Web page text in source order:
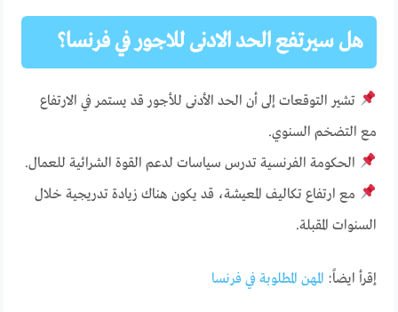
هل سيرتفع الحد الادنى للاجور في فرنسا؟
تشير التوقعات إلى أن الحد الأدنى للأجور قد يستمر في الارتفاع
مع التضخم السنوي.
الحكومة الفرنسية تدرس سياسات لدعم القوة الشرائية للعمال.
مع ارتفاع تكاليف المعيشة، قد يكون هناك زيادة تدريجية خلال
السنوات المقبلة.
إقرأ ايضاً: المهن المطلوبة في فرنسا